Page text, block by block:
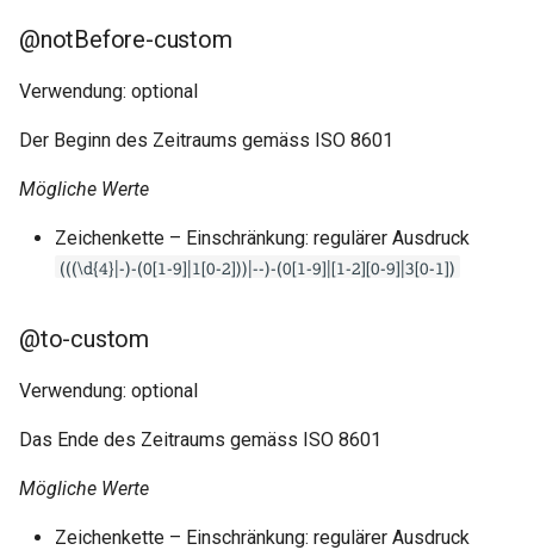
@notBefore-custom
Verwendung: optional
Der Beginn des Zeitraums gemäss ISO 8601
Mögliche Werte
Zeichenkette – Einschränkung: regulärer Ausdruck
(((\d{4}|-)-(0[1-9]|1[0-2]))|--)-(0[1-9]|[1-2][0-9]|3[0-1])
@to-custom
Verwendung: optional
Das Ende des Zeitraums gemäss ISO 8601
Mögliche Werte
Zeichenkette – Einschränkung: regulärer Ausdruck